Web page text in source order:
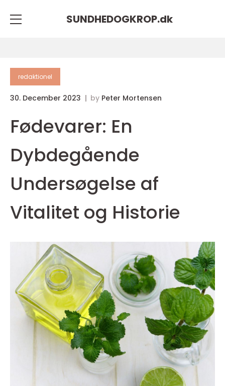
SUNDHEDOGKROP.dk
redaktionel
30. December 2023 by Peter Mortensen
Fødevarer: En
Dybdegående
Undersøgelse af
Vitalitet og Historie